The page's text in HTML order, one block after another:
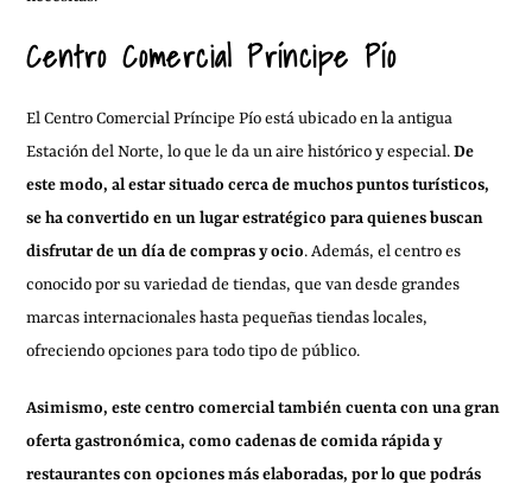
Centro Comercial Príncipe Pío
El Centro Comercial Príncipe Pío está ubicado en la antigua
Estación del Norte, lo que le da un aire histórico y especial.De
este modo, al estar situado cerca de muchos puntos turísticos,
se ha convertido en un lugar estratégico para quienes buscan
disfrutar de un día de compras y ocio. Además, el centro es
conocido por su variedad de tiendas, que van desde grandes
marcas internacionales hasta pequeñas tiendas locales,
ofreciendo opciones para todo tipo de público.
Asimismo, este centro comercial también cuenta con una gran
oferta gastronómica, como cadenas de comida rápida y
restaurantes con opciones más elaboradas, por lo que podrás